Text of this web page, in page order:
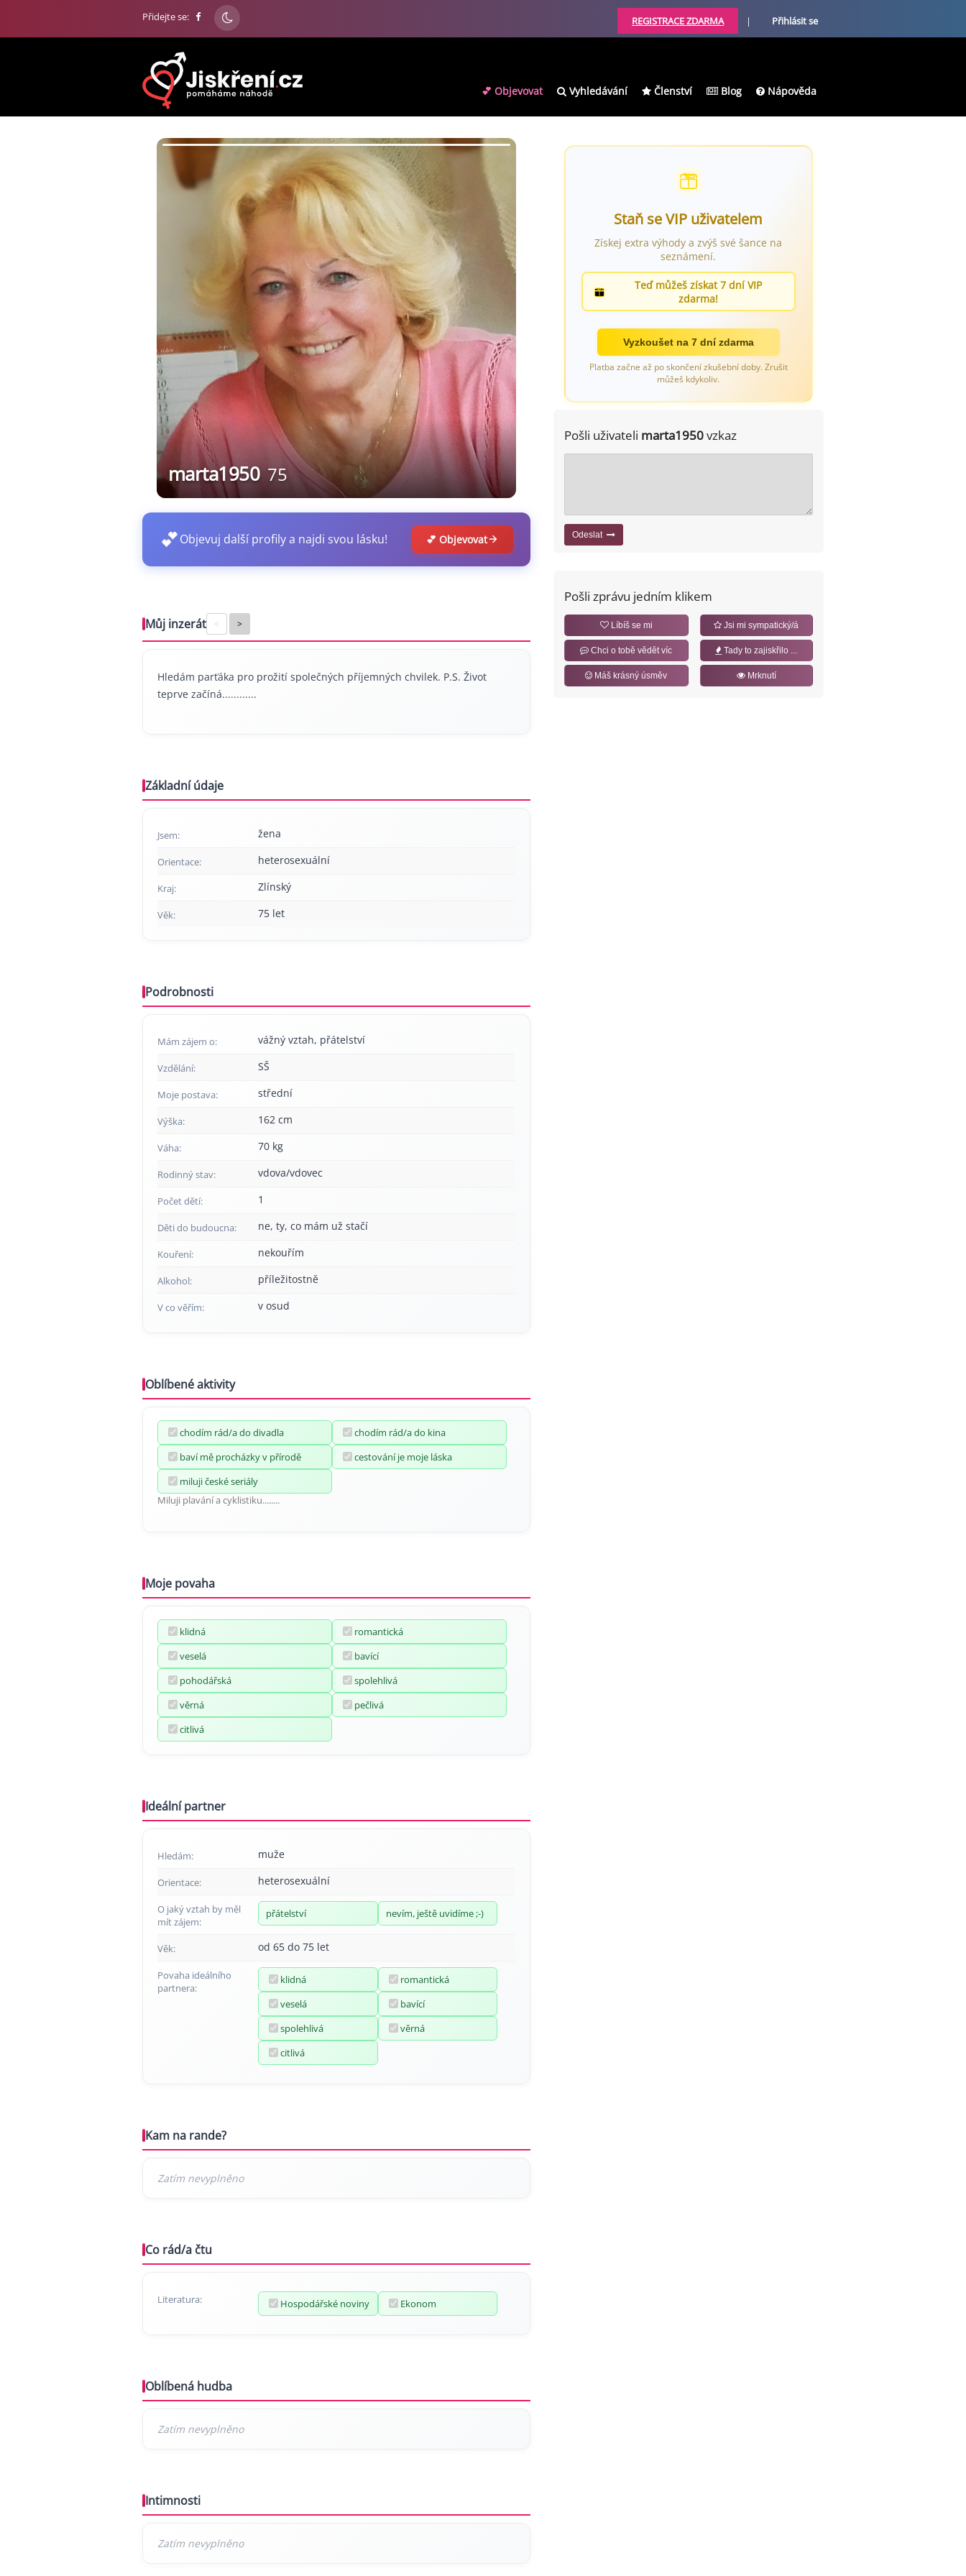
Přidejte se: REGISTRACE ZDARMA | Přihlásit se
💕 Objevovat Vyhledávání Členství Blog Nápověda
marta1950 75
💕Objevuj další profily a najdi svou lásku! 💕 Objevovat
Můj inzerát < >
Hledám parťáka pro prožití společných příjemných chvilek. P.S. Život
teprve začíná............
Základní údaje
Jsem: žena
Orientace: heterosexuální
Kraj: Zlínský
Věk: 75 let
Podrobnosti
Mám zájem o: vážný vztah, přátelství
Vzdělání: SŠ
Moje postava: střední
Výška: 162 cm
Váha: 70 kg
Rodinný stav: vdova/vdovec
Počet dětí: 1
Děti do budoucna: ne, ty, co mám už stačí
Kouření: nekouřím
Alkohol: příležitostně
V co věřím: v osud
Oblíbené aktivity
chodím rád/a do divadla
chodím rád/a do kina
baví mě procházky v přírodě
cestování je moje láska
miluji české seriály
Miluji plavání a cyklistiku........
Moje povaha
klidná
romantická
veselá
bavící
pohodářská
spolehlivá
věrná
pečlivá
citlivá
Ideální partner
Hledám: muže
Orientace: heterosexuální
O jaký vztah by měl
mít zájem:
přátelství nevím, ještě uvidíme ;-)
Věk: od 65 do 75 let
Povaha ideálního
partnera:
klidná
romantická
veselá
bavící
spolehlivá
věrná
citlivá
Kam na rande?
Co rád/a čtu
Literatura: Hospodářské noviny Ekonom
Oblíbená hudba
Intimnosti
Staň se VIP uživatelem
Získej extra výhody a zvýš své šance na
seznámení.
Teď můžeš získat 7 dní VIP
zdarma!
Vyzkoušet na 7 dní zdarma
Platba začne až po skončení zkušební doby. Zrušit
můžeš kdykoliv.
Pošli uživateli marta1950vzkaz
Odeslat
Pošli zprávu jedním klikem
Líbíš se mi Jsi mi sympatický/á
Chci o tobě vědět víc Tady to zajiskřilo ...
Máš krásný úsměv Mrknutí